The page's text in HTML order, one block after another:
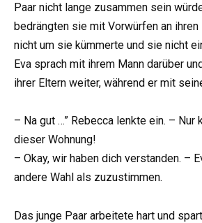
Paar nicht lange zusammen sein
bedrängten sie mit Vorwürfen an
nicht um sie kümmerte und sie nicht
Eva sprach mit ihrem Mann darüber
ihrer Eltern weiter, während er mit
– Na gut …” Rebecca lenkte ein. – Nur
dieser Wohnung!
– Okay, wir haben dich verstanden. –
andere Wahl als zuzustimmen.
Das junge Paar arbeitete hart und